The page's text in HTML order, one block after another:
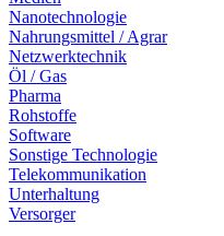
Nanotechnologie
Nahrungsmittel / Agrar
Netzwerktechnik
Öl / Gas
Pharma
Rohstoffe
Software
Sonstige Technologie
Telekommunikation
Unterhaltung
Versorger